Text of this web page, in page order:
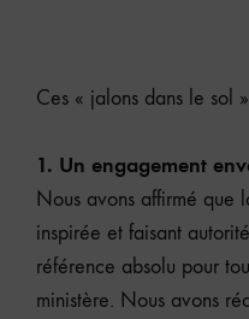
Ces « jalons dans le sol
1. Un engagement
Nous avons affirmé que
inspirée et faisant
référence absolu pour
ministère. Nous avons